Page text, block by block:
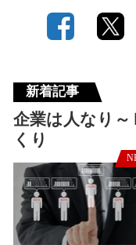
新着記事
企業は人なり～
くり